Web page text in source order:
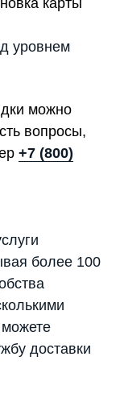
карты
уровнем
можно
вопросы,
+7 (800)
более 100
доставки